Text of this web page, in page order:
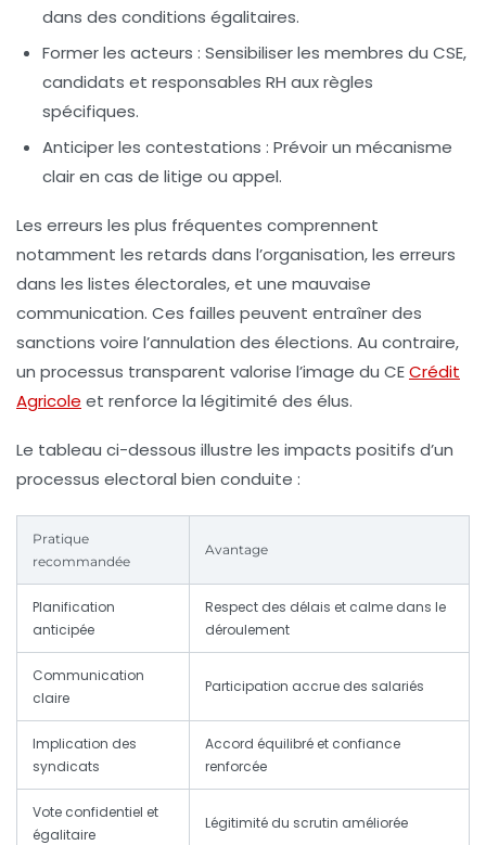
dans des conditions égalitaires.
Former les acteurs : Sensibiliser les membres du CSE,
candidats et responsables RH aux règles
spécifiques.
Anticiper les contestations : Prévoir un mécanisme
clair en cas de litige ou appel.
Les erreurs les plus fréquentes comprennent
notamment les retards dans l’organisation, les erreurs
dans les listes électorales, et une mauvaise
communication. Ces failles peuvent entraîner des
sanctions voire l’annulation des élections. Au contraire,
un processus transparent valorise l’image du CECrédit
Agricole et renforce la légitimité des élus.
Le tableau ci-dessous illustre les impacts positifs d’un
processus electoral bien conduite :
Pratique
recommandée
Avantage
Planification
anticipée
Respect des délais et calme dans le
déroulement
Communication
claire
Participation accrue des salariés
Implication des
syndicats
Accord équilibré et confiance
renforcée
Vote confidentiel et
égalitaire
Légitimité du scrutin améliorée